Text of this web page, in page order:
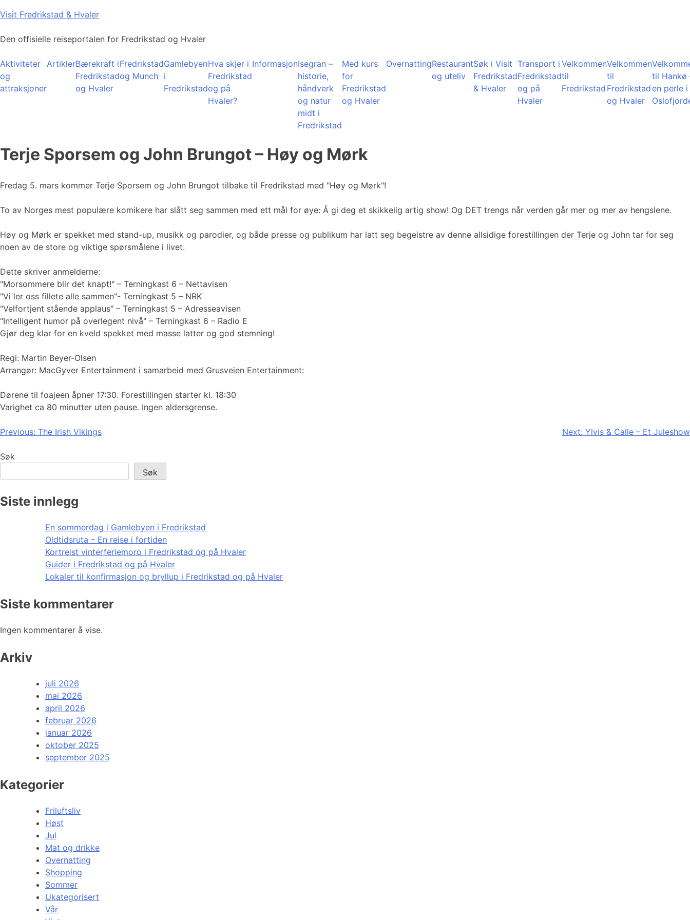
Skip
content
Visit Fredrikstad & Hvaler
Den offisielle reiseportalen for Fredrikstad og Hvaler
Aktiviteter
og
attraksjoner
ArtiklerBærekraft i
Fredrikstad
og Hvaler
Fredrikstad
og Munch
Gamlebyen
i
Fredrikstad
Hva skjer i
Fredrikstad
og på
Hvaler?
InformasjonIsegran –
historie,
håndverk
og natur
midt i
Fredrikstad
Med kurs
for
Fredrikstad
og Hvaler
OvernattingRestaurant
og uteliv
Søk i Visit
Fredrikstad
& Hvaler
Transport i
Fredrikstad
og på
Hvaler
Velkommen
til
Fredrikstad
Velkommen
til
Fredrikstad
og Hvaler
til Hankø
en perle i
Terje Sporsem og John Brungot – Høy og Mørk
Fredag 5. mars kommer Terje Sporsem og John Brungot tilbake til Fredrikstad med "Høy og Mørk"!
To av Norges mest populære komikere har slått seg sammen med ett mål for øye: Å gi deg et skikkelig artig show! Og DET trengs når verden går mer og mer av hengslene.
Høy og Mørk er spekket med stand-up, musikk og parodier, og både presse og publikum har latt seg begeistre av denne allsidige forestillingen der Terje og John tar for seg
noen av de store og viktige spørsmålene i livet.
Dette skriver anmelderne:
"Morsommere blir det knapt!" – Terningkast 6 – Nettavisen
"Vi ler oss fillete alle sammen"- Terningkast 5 – NRK
"Velfortjent stående applaus" – Terningkast 5 – Adresseavisen
"Intelligent humor på overlegent nivå" – Terningkast 6 – Radio E
Gjør deg klar for en kveld spekket med masse latter og god stemning!
Regi: Martin Beyer-Olsen
Arrangør: MacGyver Entertainment i samarbeid med Grusveien Entertainment:
Dørene til foajeen åpner 17:30. Forestillingen starter kl. 18:30
Varighet ca 80 minutter uten pause. Ingen aldersgrense.
Innleggsnavigasjon
Previous: The Irish Vikings Next: Ylvis & Calle – Et Juleshow
Søk
Søk
Siste innlegg
En sommerdag i Gamlebyen i Fredrikstad
Oldtidsruta – En reise i fortiden
Kortreist vinterferiemoro i Fredrikstad og på Hvaler
Guider i Fredrikstad og på Hvaler
Lokaler til konfirmasjon og bryllup i Fredrikstad og på Hvaler
Siste kommentarer
Ingen kommentarer å vise.
Arkiv
juli 2026
mai 2026
april 2026
februar 2026
januar 2026
oktober 2025
september 2025
Kategorier
Friluftsliv
Høst
Jul
Mat og drikke
Overnatting
Shopping
Sommer
Ukategorisert
Vår